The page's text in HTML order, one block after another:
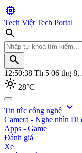
memory
Tech Việt Tech Portal
search
search
12:50:40 Th 5 06 thg 8,
light_mode 28°C
search
Tin tức công nghệ expand_more
Camera - Nghe nhìn Di
Apps - Game
Đánh giá
Xe